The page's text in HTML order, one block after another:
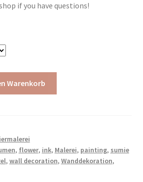
if you have questions!
Warenkorb
, flower, ink, Malerei, painting, sumie
, wall decoration, Wanddekoration,